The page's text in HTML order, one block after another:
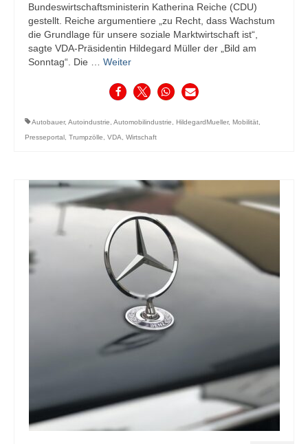
Bundeswirtschaftsministerin Katherina Reiche (CDU)
gestellt. Reiche argumentiere „zu Recht, dass Wachstum
die Grundlage für unsere soziale Marktwirtschaft ist“,
sagte VDA-Präsidentin Hildegard Müller der „Bild am
Sonntag“. Die … Weiter
Autobauer, Autoindustrie Automobilindustrie HildegardMueller, Mobilität
Presseportal Trumpzölle VDA Wirtschaft